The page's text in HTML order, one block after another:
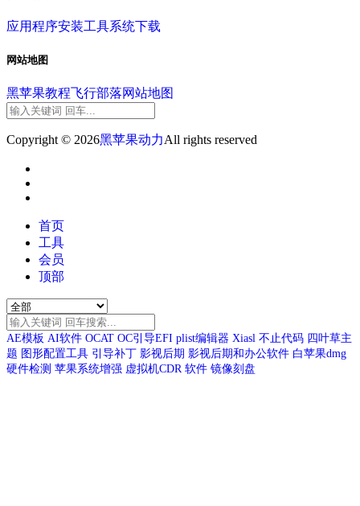
应用程序安装工具系统下载
网站地图
黑苹果教程飞行部落网站地图
Copyright © 2026黑苹果动力All rights reserved
首页
工具
会员
顶部
AE模板 AI软件 OCAT OC引导EFI plist编辑器 Xiasl 不止代码 四叶草主
题 图形配置工具 引导补丁 影视后期 影视后期和办公软件 白苹果dmg
硬件检测 苹果系统增强 虚拟机CDR 软件 镜像刻盘